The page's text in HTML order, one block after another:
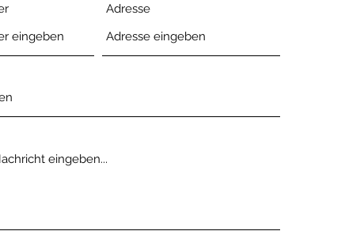
Adresse